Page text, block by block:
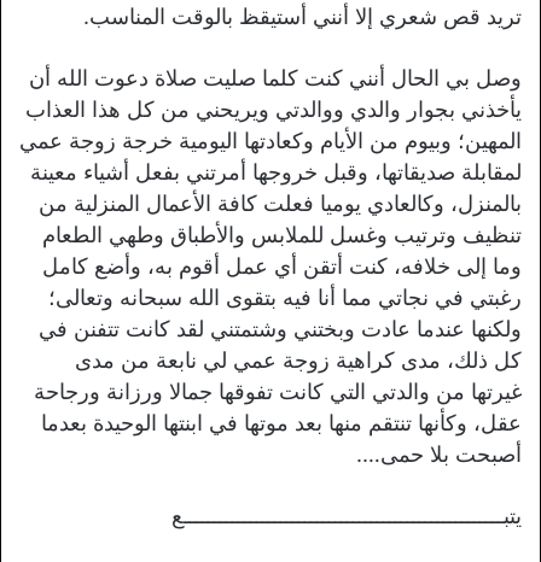
تريد قص شعري إلا أنني أستيقظ بالوقت المناسب.
وصل بي الحال أنني كنت كلما صليت صلاة دعوت الله أن
يأخذني بجوار والدي ووالدتي ويريحني من كل هذا العذاب
المهين؛ وبيوم من الأيام وكعادتها اليومية خرجة زوجة عمي
لمقابلة صديقاتها، وقبل خروجها أمرتني بفعل أشياء معينة
بالمنزل، وكالعادي يوميا فعلت كافة الأعمال المنزلية من
تنظيف وترتيب وغسل للملابس والأطباق وطهي الطعام
وما إلى خلافه، كنت أتقن أي عمل أقوم به، وأضع كامل
رغبتي في نجاتي مما أنا فيه بتقوى الله سبحانه وتعالى؛
ولكنها عندما عادت وبختني وشتمتني لقد كانت تتفنن في
كل ذلك، مدى كراهية زوجة عمي لي نابعة من مدى
غيرتها من والدتي التي كانت تفوقها جمالا ورزانة ورجاحة
عقل، وكأنها تنتقم منها بعد موتها في ابنتها الوحيدة بعدما
أصبحت بلا حمى….
يتبـــــــــــــــــــــــــــــــــــــــــــــــــــــع